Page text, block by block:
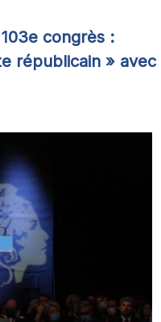
congrès :
républicain » avec